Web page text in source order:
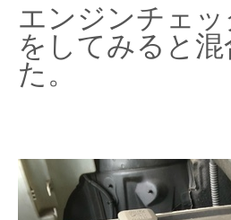
エンジンチェ
をしてみると
た。